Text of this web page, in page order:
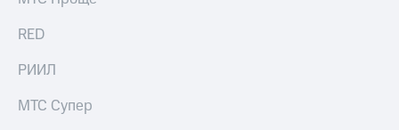
и не
Live
RED
РИИЛ
МТС Супер